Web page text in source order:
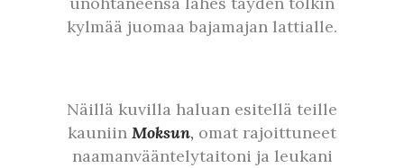
kylmää juomaa bajamajan lattialle.
Näillä kuvilla haluan esitellä teille
kauniin Moksun, omat rajoittuneet
naamanvääntelytaitoni ja leukani